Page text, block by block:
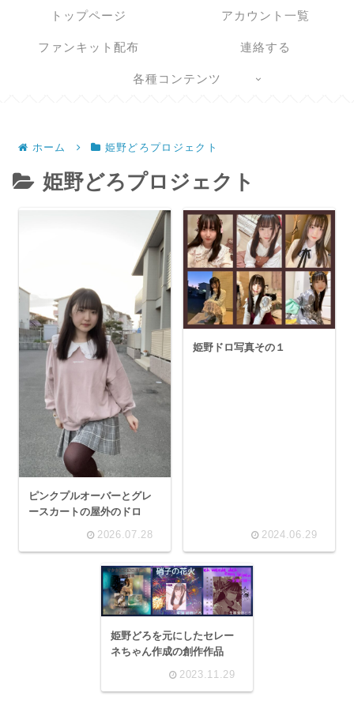
トップページ アカウント一覧
ファンキット配布 連絡する
各種コンテンツ
ホーム 姫野どろプロジェクト
姫野どろプロジェクト
ピンクプルオーバーとグレ
ースカートの屋外のドロ
2026.07.28
姫野ドロ写真その１
2024.06.29
姫野どろを元にしたセレー
ネちゃん作成の創作作品
2023.11.29